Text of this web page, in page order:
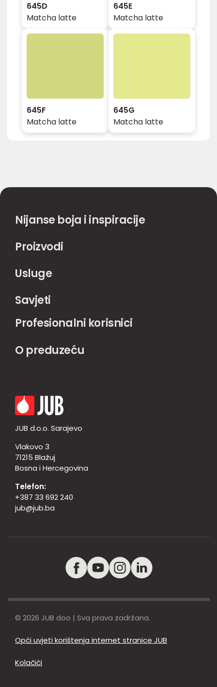
645D
Matcha latte
645E
Matcha latte
645F
Matcha latte
645G
Matcha latte
Nijanse boja i inspiracije
Proizvodi
Usluge
Savjeti
Profesionalni korisnici
O preduzeću
JUB d.o.o. Sarajevo
Vlakovo 3
71215 Blažuj
Bosna i Hercegovina
Telefon:
+387 33 692 240
jub@jub.ba
© 2026 JUB doo | Sva prava zadržana.
Opći uvjeti korištenja internet stranice JUB
Kolačići